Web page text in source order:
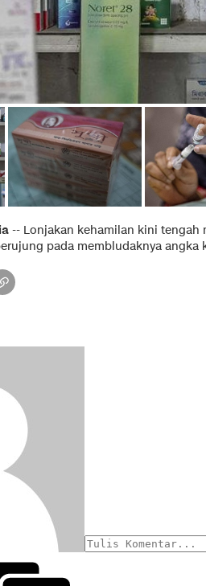
-- Lonjakan kehamilan kini
pada membludaknya angka